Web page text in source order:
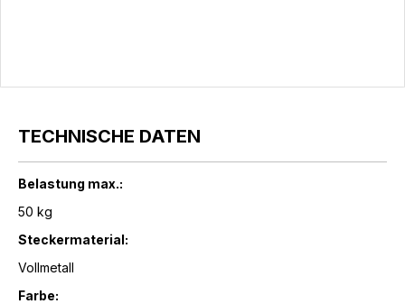
TECHNISCHE DATEN
Belastung max.:
50 kg
Steckermaterial:
Vollmetall
Farbe: